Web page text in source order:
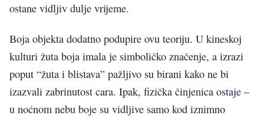
ostane vidljiv dulje vrijeme.
Boja objekta dodatno podupire ovu teoriju. U kineskoj
kulturi žuta boja imala je simboličko značenje, a izrazi
poput “žuta i blistava” pažljivo su birani kako ne bi
izazvali zabrinutost cara. Ipak, fizička činjenica ostaje –
u noćnom nebu boje su vidljive samo kod iznimno